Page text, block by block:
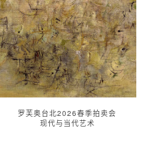
罗芙奥台北2026春季拍卖会
现代与当代艺术